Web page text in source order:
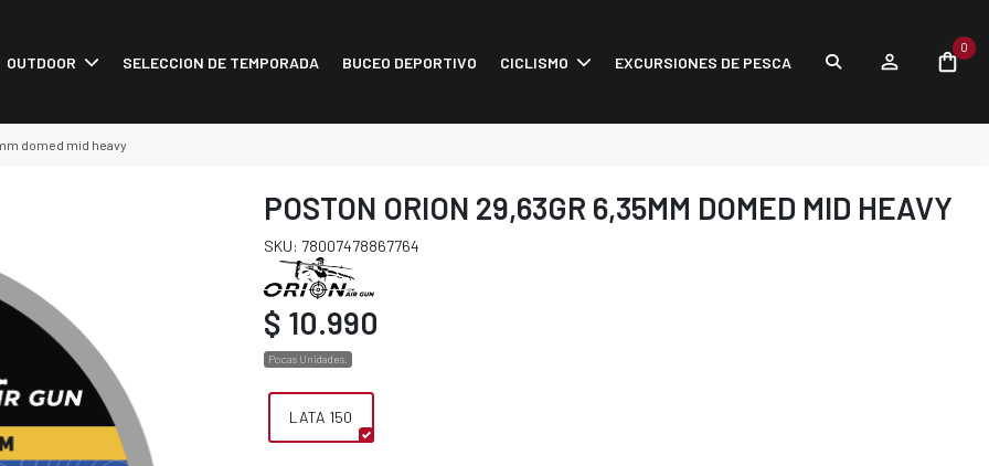
OUTDOOR SELECCION DE TEMPORADA BUCEO DEPORTIVO CICLISMO EXCURSIONES DE PESCA
0
domed mid heavy
POSTON ORION 29,63GR 6,35MM DOMED MID HEAVY
SKU: 78007478867764
$ 10.990
Pocas Unidades.
LATA 150